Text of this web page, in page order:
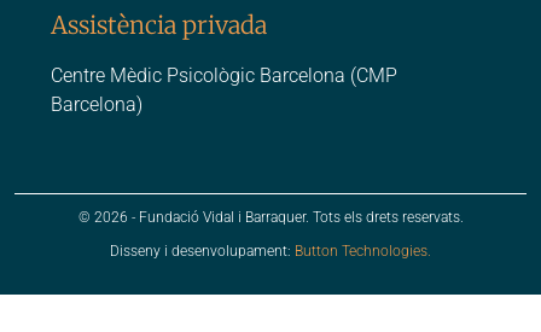
Assistència privada
Centre Mèdic Psicològic Barcelona (CMP
Barcelona)
© 2026 - Fundació Vidal i Barraquer. Tots els drets reservats.
Disseny i desenvolupament: Button Technologies.